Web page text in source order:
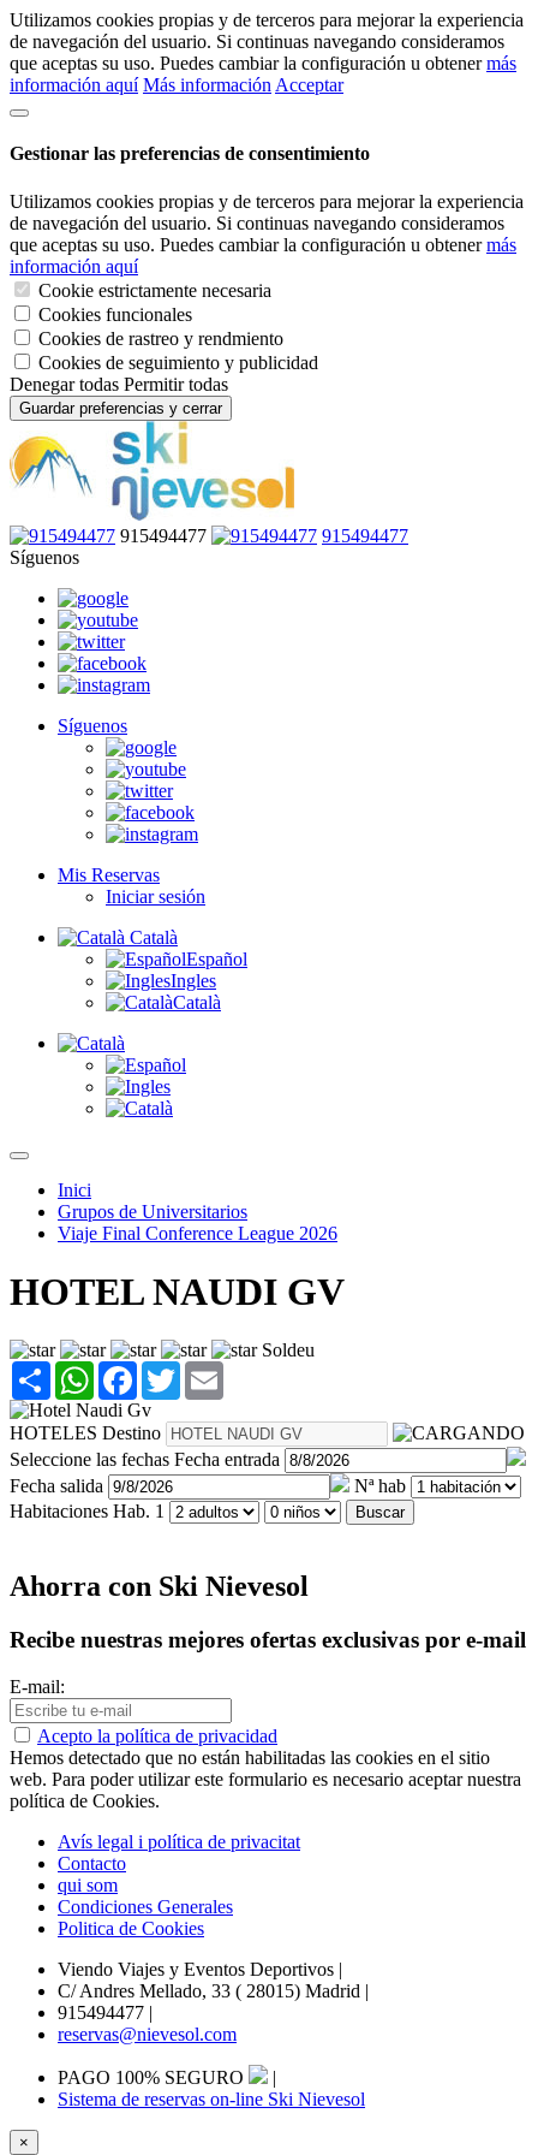
Utilizamos cookies propias y de terceros para mejorar la experiencia
de navegación del usuario. Si continuas navegando consideramos
que aceptas su uso. Puedes cambiar la configuración u obtenermás
información aquí Más información Acceptar
Gestionar las preferencias de consentimiento
Utilizamos cookies propias y de terceros para mejorar la experiencia
de navegación del usuario. Si continuas navegando consideramos
que aceptas su uso. Puedes cambiar la configuración u obtenermás
información aquí
Cookie estrictamente necesaria
Cookies funcionales
Cookies de rastreo y rendmiento
Cookies de seguimiento y publicidad
Denegar todas Permitir todas
Guardar preferencias y cerrar
915494477
915494477
Síguenos
Síguenos
Mis Reservas
Iniciar sesión
Català
Español
Ingles
Català
Inici
Grupos de Universitarios
Viaje Final Conference League 2026
HOTEL NAUDI GV
Soldeu
Share WhatsAppFacebook
Twitter
HOTELES Destino
Seleccione las fechas Fecha entrada
Fecha salida
Nª hab
Habitaciones Hab. 1 Buscar
Ahorra con Ski Nievesol
Recibe nuestras mejores ofertas exclusivas por e-mail
E-mail:
Acepto la política de privacidad
Hemos detectado que no están habilitadas las cookies en el sitio
web. Para poder utilizar este formulario es necesario aceptar nuestra
política de Cookies.
Avís legal i política de privacitat
Contacto
qui som
Condiciones Generales
Politica de Cookies
Viendo Viajes y Eventos Deportivos |
C/ Andres Mellado, 33 ( 28015) Madrid |
915494477 |
reservas@nievesol.com
PAGO 100% SEGURO
|
Sistema de reservas on-line Ski Nievesol
×